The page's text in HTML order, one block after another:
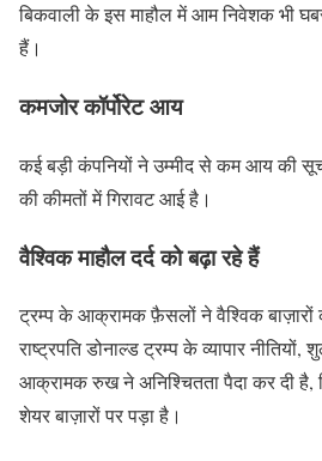
बिकवाली के इस माहौल में आम निवेशक भी
हैं।
कमजोर कॉर्पोरेट आय
कई बड़ी कंपनियों ने उम्मीद से कम आय की
की कीमतों में गिरावट आई है।
वैश्विक माहौल दर्द को बढ़ा रहे हैं
ट्रम्प के आक्रामक फ़ैसलों ने वैश्विक बाज़ारों
राष्ट्रपति डोनाल्ड ट्रम्प के व्यापार
आक्रामक रुख ने अनिश्चितता पैदा कर दी
शेयर बाज़ारों पर पड़ा है।